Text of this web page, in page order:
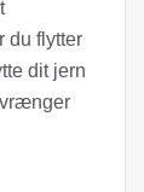
du flytter
dit jern